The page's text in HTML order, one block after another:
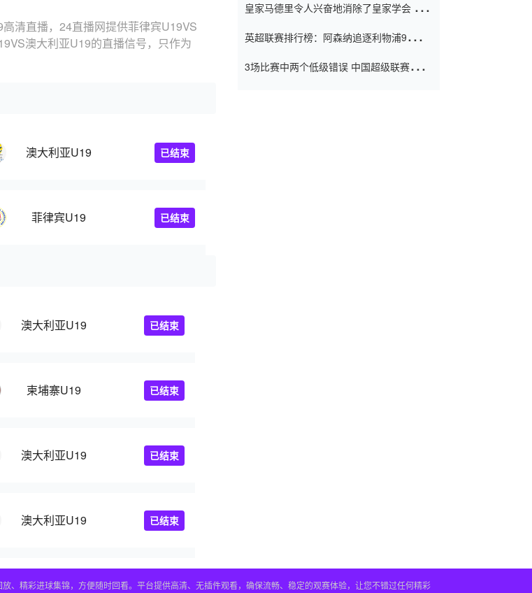
清直播，24直播网提供菲律宾U19VS
澳大利亚U19的直播信号，只作为
澳大利亚U19 已结束
菲律宾U19 已结束
澳大利亚U19 已结束
柬埔寨U19 已结束
澳大利亚U19 已结束
澳大利亚U19 已结束
皇家马德里令人兴奋地消除了皇家学会 安
英超联赛排行榜：阿森纳追逐利物浦9分 曼
3场比赛中两个低级错误 中国超级联赛的前
、精彩进球集锦，方便随时回看。平台提供高清、无插件观看，确保流畅、稳定的观赛体验，让您不错过任何精彩